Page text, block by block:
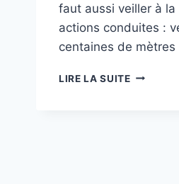
faut aussi veiller à
actions conduites :
centaines de
LIRE LA SUITETRIBUNE